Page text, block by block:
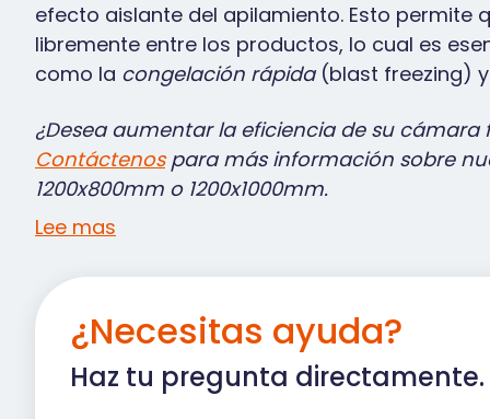
efecto aislante del apilamiento. Esto permite
libremente entre los productos, lo cual es
como la congelación rápida(blast freezing)
¿Desea aumentar la eficiencia de su cámara
Contáctenospara más información sobre
1200x800mm o 1200x1000mm.
Lee mas
¿Necesitas ayuda?
Haz tu pregunta directamente.